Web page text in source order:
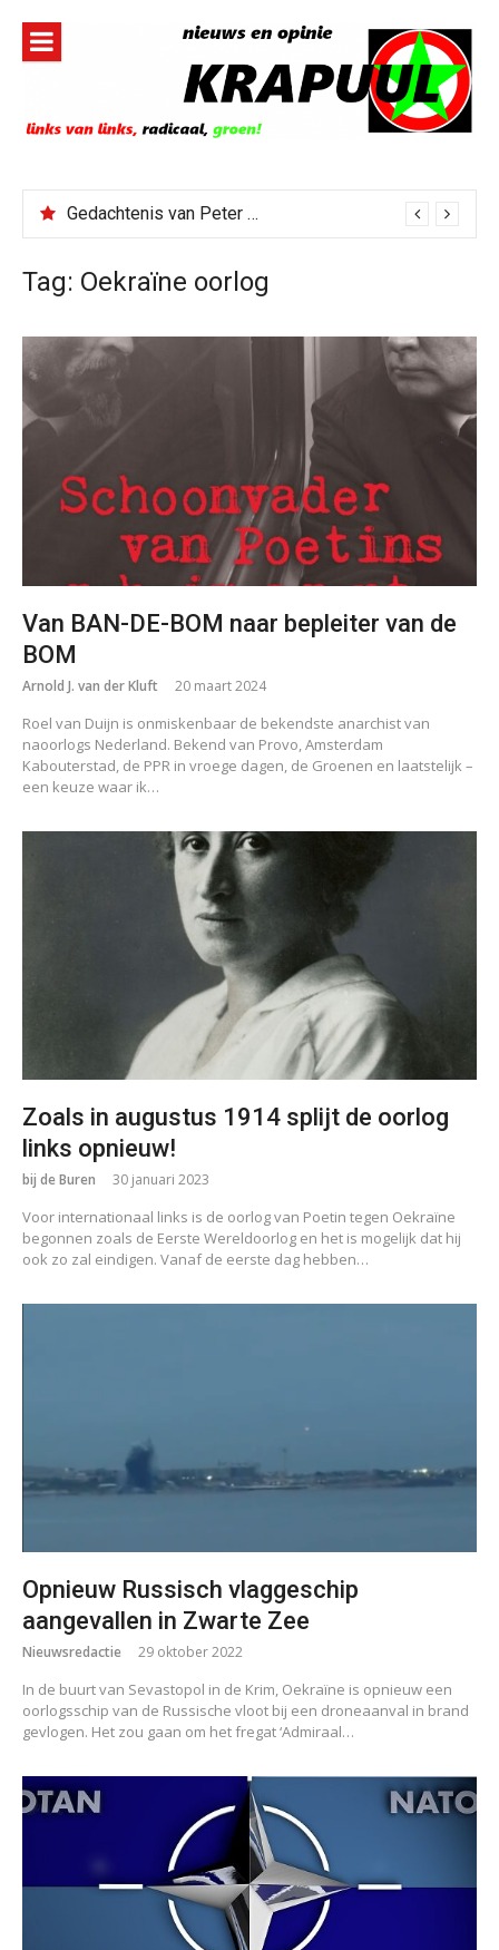
inhoud
Gedachtenis van Peter Faber
Tag: Oekraïne oorlog
Van BAN-DE-BOM naar bepleiter van de
BOM
Arnold J. van der Kluft 20 maart 2024
Roel van Duijn is onmiskenbaar de bekendste anarchist van
naoorlogs Nederland. Bekend van Provo, Amsterdam
Kabouterstad, de PPR in vroege dagen, de Groenen en laatstelijk –
een keuze waar ik…
Zoals in augustus 1914 splijt de oorlog
links opnieuw!
bij de Buren 30 januari 2023
Voor internationaal links is de oorlog van Poetin tegen Oekraïne
begonnen zoals de Eerste Wereldoorlog en het is mogelijk dat hij
ook zo zal eindigen. Vanaf de eerste dag hebben…
Opnieuw Russisch vlaggeschip
aangevallen in Zwarte Zee
Nieuwsredactie 29 oktober 2022
In de buurt van Sevastopol in de Krim, Oekraïne is opnieuw een
oorlogsschip van de Russische vloot bij een droneaanval in brand
gevlogen. Het zou gaan om het fregat ‘Admiraal…